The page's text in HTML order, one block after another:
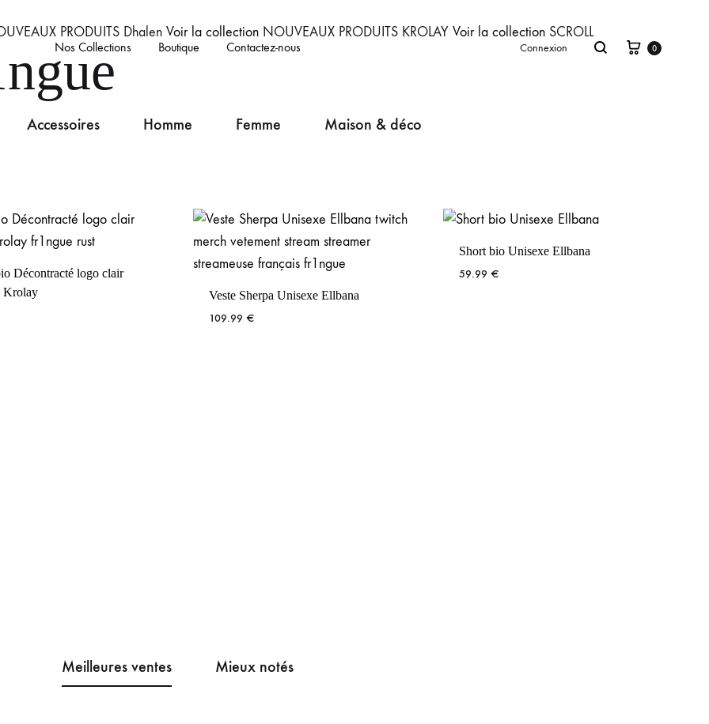
Nos Collections Boutique Contactez-nous Connexion 0
PRODUITS Dhalen Voir la collection NOUVEAUX PRODUITS KROLAY Voir la collection SCROLL
Accessoires Homme Femme Maison & déco
Décontracté logo clair
Krolay
Veste Sherpa Unisexe Ellbana
109.99 €
Short bio Unisexe Ellbana
59.99 €
BOUTIQUE OFFICIELLE DE
BOUTIQUE OFFICIELLE DE
Meilleures ventes Mieux notés